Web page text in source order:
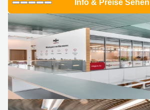
Info & Preise Sehen